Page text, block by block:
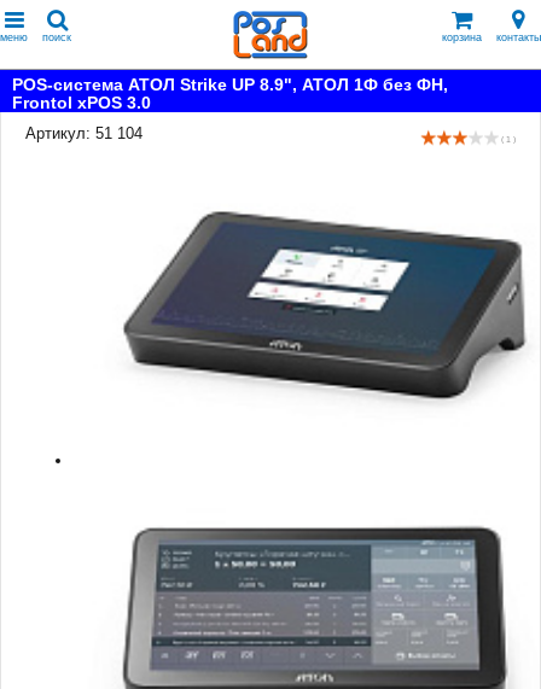
меню поиск корзина контакты
POS-система АТОЛ Strike UP 8.9", АТОЛ 1Ф без ФН,
Frontol xPOS 3.0
Артикул: 51 104
( 1 )